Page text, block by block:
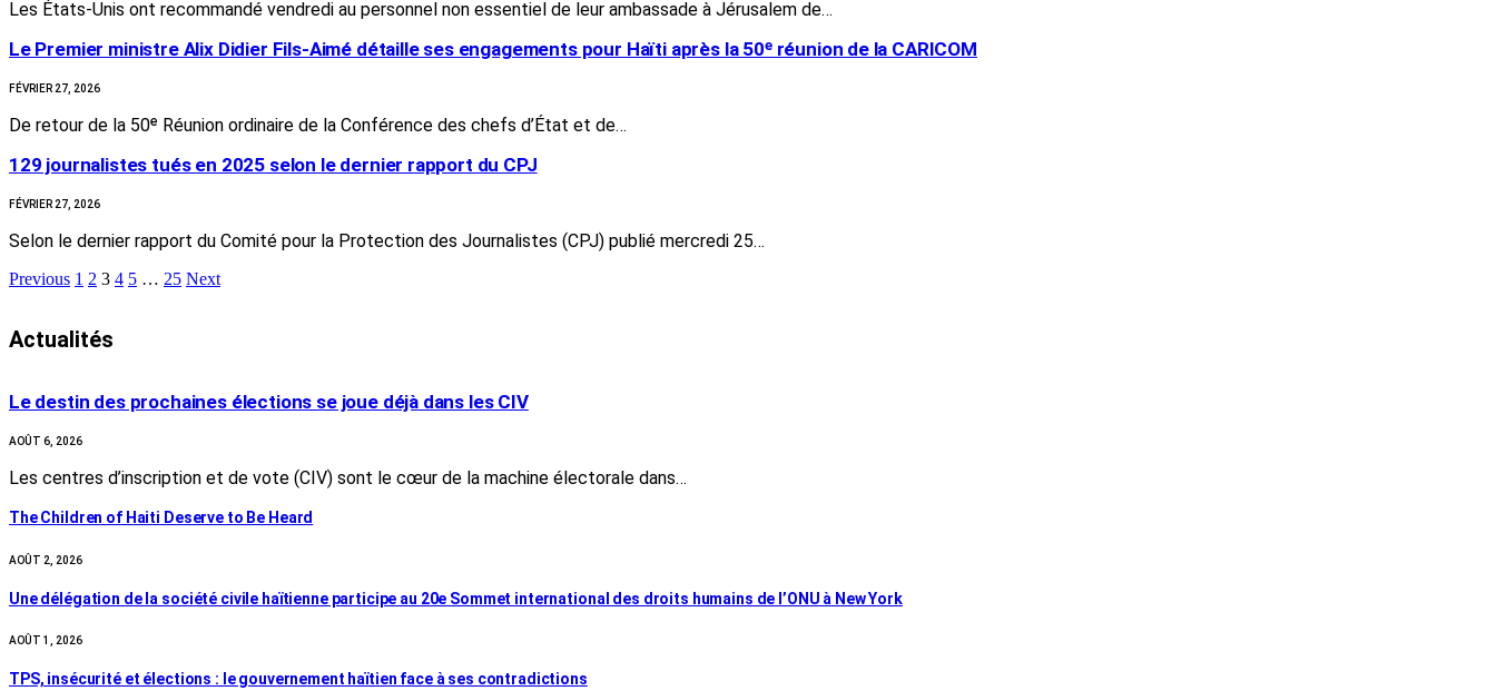
Les États-Unis ont recommandé vendredi au personnel non essentiel de leur ambassade à Jérusalem de…
Le Premier ministre Alix Didier Fils-Aimé détaille ses engagements pour Haïti après la 50ᵉ réunion de la CARICOM
FÉVRIER 27, 2026
De retour de la 50ᵉ Réunion ordinaire de la Conférence des chefs d’État et de…
129 journalistes tués en 2025 selon le dernier rapport du CPJ
FÉVRIER 27, 2026
Selon le dernier rapport du Comité pour la Protection des Journalistes (CPJ) publié mercredi 25…
Previous 1 2 3 4 5 … 25 Next
Actualités
Le destin des prochaines élections se joue déjà dans les CIV
AOÛT 6, 2026
Les centres d’inscription et de vote (CIV) sont le cœur de la machine électorale dans…
The Children of Haiti Deserve to Be Heard
AOÛT 2, 2026
Une délégation de la société civile haïtienne participe au 20e Sommet international des droits humains de l’ONU à New York
AOÛT 1, 2026
TPS, insécurité et élections : le gouvernement haïtien face à ses contradictions